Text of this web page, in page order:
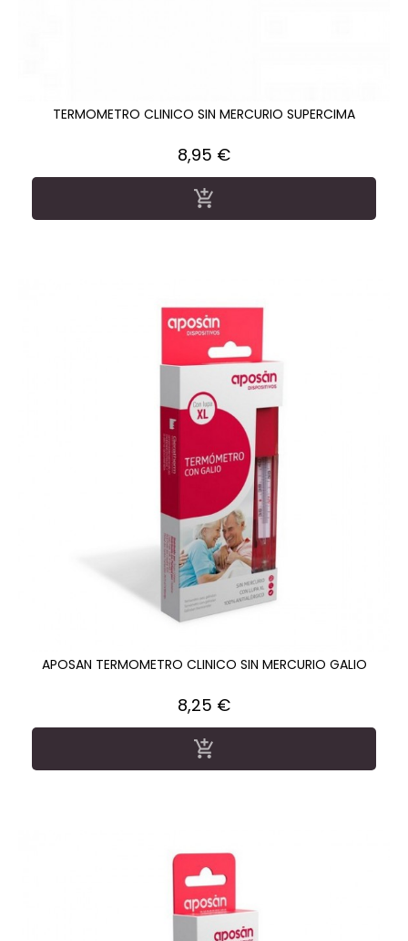
TERMOMETRO CLINICO SIN MERCURIO SUPERCIMA
Precio
8,95 €

APOSAN TERMOMETRO CLINICO SIN MERCURIO GALIO
Precio
8,25 €
